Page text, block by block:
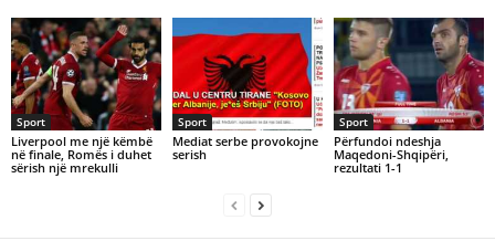
Sport
Liverpool me një këmbë
në finale, Romës i duhet
sërish një mrekulli
Sport
Mediat serbe provokojne
serish
Sport
Përfundoi ndeshja
Maqedoni-Shqipëri,
rezultati 1-1